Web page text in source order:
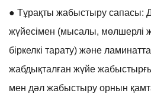
● Тұрақты жабыстыру сапасы:
жүйесімен (мысалы, мөлшерлі
біркелкі тарату) және
жабдықталған жүйе
мен дәл жабыстыру орнын